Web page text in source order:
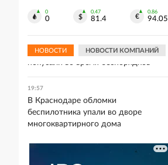
0
0
0.47
81.4
0.86
94.05
НОВОСТИ НОВОСТИ КОМПАНИЙ
полигона
В Британии женщину-полицейского
покусали во время беспорядков
19:57
В Краснодаре обломки
беспилотника упали во дворе
многоквартирного дома